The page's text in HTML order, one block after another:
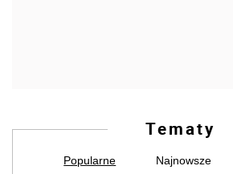
Tematy
Popularne Najnowsze